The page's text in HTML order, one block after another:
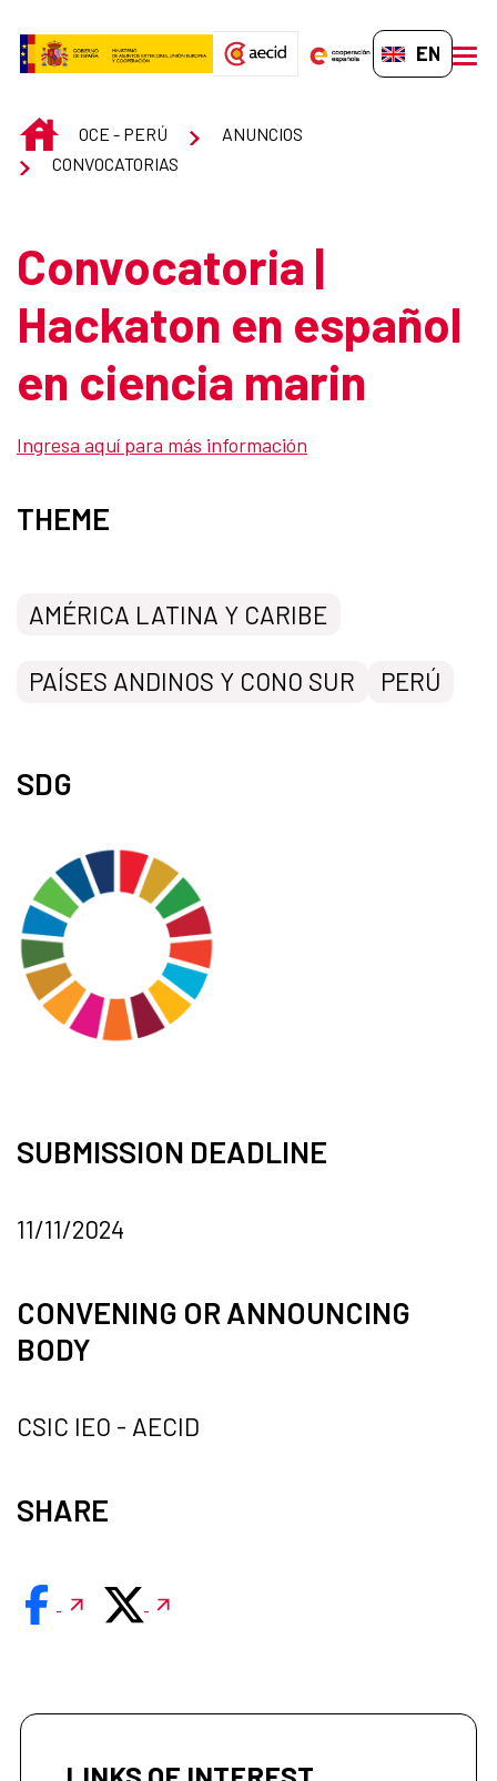
EN-GB
INICIOOCE - PERÚ
ANUNCIOS
CONVOCATORIAS
Convocatoria |
Hackaton en español
en ciencia marin
Ingresa aquí para más información
THEME
AMÉRICA LATINA Y CARIBE
PAÍSES ANDINOS Y CONO SUR PERÚ
SDG
SUBMISSION DEADLINE
11/11/2024
CONVENING OR ANNOUNCING
BODY
CSIC IEO - AECID
SHARE